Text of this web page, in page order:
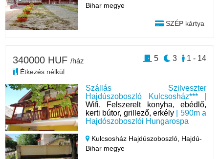
Bihar megye
SZÉP kártya
Szállás Szilveszter
Hajdúszoboszló Kulcsosház*** |
Wifi, Felszerelt konyha, ebédlő,
kerti bútor, grillező, erkély | 590m a
Hajdószoboszlói Hungarospa
Kulcsosház Hajdúszoboszló, Hajdú-
Bihar megye
340000 HUF /ház
Étkezés nélkül
1 - 14
3
5